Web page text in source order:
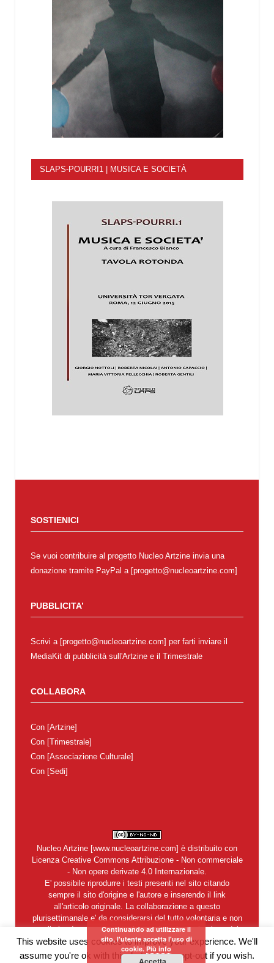
SLAPS-POURRI1 | MUSICA E SOCIETÀ
SOSTIENICI
Se vuoi contribuire al progetto Nucleo Artzine invia una
donazione tramite PayPal a [progetto@nucleoartzine.com]
PUBBLICITA’
Scrivi a [progetto@nucleoartzine.com] per farti inviare il
MediaKit di pubblicità sull'Artzine e il Trimestrale
COLLABORA
Con [Artzine]
Con [Trimestrale]
Con [Associazione Culturale]
Con [Sedi]
Nucleo Artzine [www.nucleoartzine.com] è distribuito con
Licenza Creative Commons Attribuzione - Non commerciale
- Non opere derivate 4.0 Internazionale.
E' possibile riprodurre i testi presenti nel sito citando
sempre il sito d'origine e l'autore e inserendo il link
all'articolo originale. La collaborazione a questo
plurisettimanale e' da considerarsi del tutto volontaria e non
retribuita. In nessun caso si garantisce la restituzione dei
materiali inviati alla redazione. Del contenuto degli articoli e
degli annunci pubblicitari sono legalmente responsabili i
This website uses cookies to improve your experience. We'll
assume you're ok with this, but you can opt-out if you wish.
Continuando ad utilizzare il
sito, l'utente accetta l'uso di
cookie.Più info